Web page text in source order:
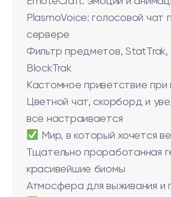
PlasmoVoice: голосовой чат
сервере
Фильтр предметов, StatTrak,
BlockTrak
Кастомное приветствие при
Цветной чат, скорборд и
всё настраивается
Мир, в который хочется
Тщательно проработанная
красивейшие биомы
Атмосфера для выживания и